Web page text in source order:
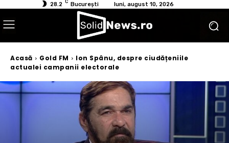
28.2 C București luni, august 10, 2026
Acasă Gold FM
Ion Spânu, despre ciudățeniile
actualei campanii electorale